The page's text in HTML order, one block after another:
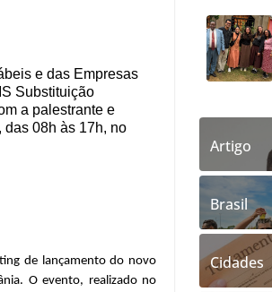
e das Empresas
Substituição
a palestrante e
08h às 17h, no
de lançamento do novo
O evento, realizado no
Artigo
Brasil
Cidades